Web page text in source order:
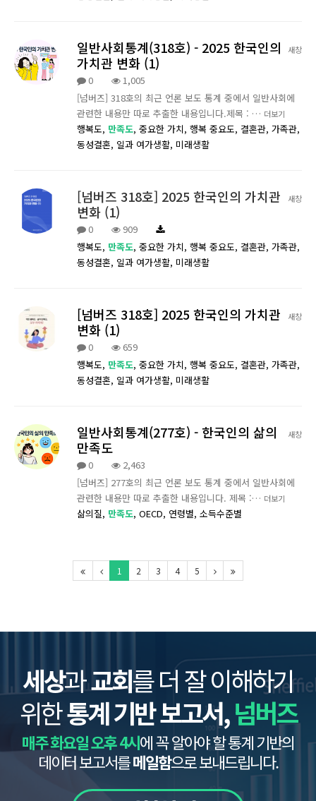
새창
일반사회통계(318호) - 2025 한국인의
가치관 변화 (1)
0
1,005
[넘버즈] 318호의 최근 언론 보도 통계 중에서 일반사회에
관련한 내용만 따로 추출한 내용입니다.제목 : … 더보기
행복도, 만족도, 중요한 가치, 행복 중요도, 결혼관, 가족관,
동성결혼, 일과 여가생활, 미래생활
새창
[넘버즈 318호] 2025 한국인의 가치관
변화 (1)
0
909
행복도, 만족도, 중요한 가치, 행복 중요도, 결혼관, 가족관,
동성결혼, 일과 여가생활, 미래생활
새창
[넘버즈 318호] 2025 한국인의 가치관
변화 (1)
0
659
행복도, 만족도, 중요한 가치, 행복 중요도, 결혼관, 가족관,
동성결혼, 일과 여가생활, 미래생활
새창
일반사회통계(277호) - 한국인의 삶의
만족도
0
2,463
[넘버즈] 277호의 최근 언론 보도 통계 중에서 일반사회에
관련한 내용만 따로 추출한 내용입니다. 제목 :… 더보기
삶의질, 만족도, OECD, 연령별, 소득수준별
1 2 3 4 5
세상과교회를 더 잘 이해하기
위한통계 기반 보고서,넘버즈
매주 화요일 오후 4시에 꼭 알아야 할 통계 기반의
데이터 보고서를메일함으로 보내드립니다.